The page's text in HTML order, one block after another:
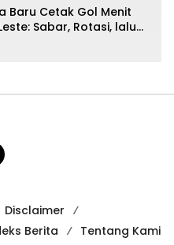
Baru Cetak Gol Menit
Sabar, Rotasi, lalu
Disclaimer
Berita Tentang Kami